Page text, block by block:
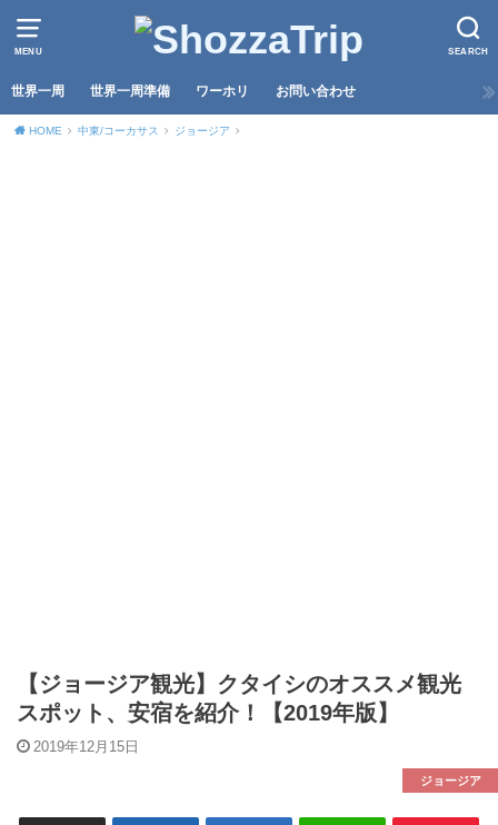
MENU SEARCH
世界一周 世界一周準備 ワーホリ お問い合わせ
HOME 中東/コーカサス ジョージア
【ジョージア観光】クタイシのオススメ観光
スポット、安宿を紹介！【2019年版】
2019年12月15日
ジョージア